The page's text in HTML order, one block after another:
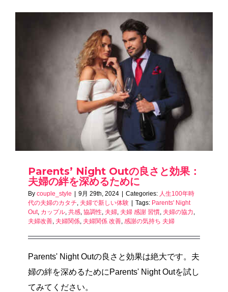
Parents’ Night Outの良さと効果：
夫婦の絆を深めるために
By couple_style | 9月 29th, 2024 | Categories: 人生100年時
代の夫婦のカタチ 夫婦で新しい体験 | Tags: Parents' Night
Out, カップル 共感 協調性 夫婦 夫婦 感謝 習慣 夫婦の協力
夫婦改善 夫婦関係 夫婦関係 改善 感謝の気持ち 夫婦
Parents' Night Outの良さと効果は絶大です。夫
婦の絆を深めるためにParents' Night Outを試し
てみてください。